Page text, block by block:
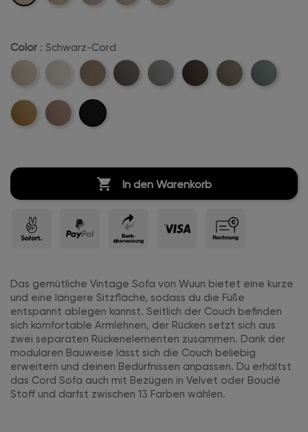
Color : Schwarz-Cord
Beige-
Creme-
Cord
Sand-
Anthrazit-Hellgrau-Dunkelbraun-
Khaki-
Mintgreen-
Mustard-Rosa-
Schwarz-
Cord
 In den Warenkorb
Das gemütliche Vintage Sofa von Wuun bietet eine kurze
und eine längere Sitzfläche, sodass du die Füße
entspannt ablegen kannst. Seitlich der Couch befinden
sich komfortable Armlehnen, der Rücken setzt sich aus
zwei separaten Rückenelementen zusammen. Dank der
modularen Bauweise lässt sich die Couch beliebig
erweitern und deinen Bedürfnissen anpassen. Du erhältst
das Cord Sofa auch mit Bezügen in Velvet oder Bouclé
Stoff und darfst zwischen 13 Farben wählen.